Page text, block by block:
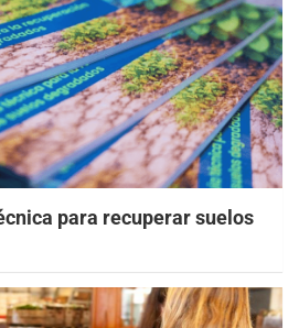
para recuperar suelos